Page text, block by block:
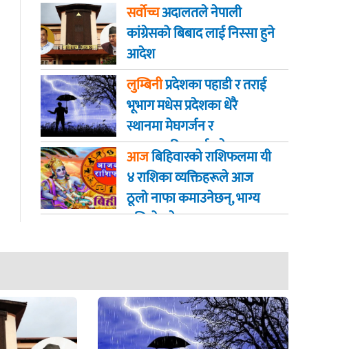
सर्वोच्चअदालतले नेपाली
कांग्रेसको बिबाद लाई निस्सा हुने
आदेश
लुम्बिनीप्रदेशका पहाडी र तराई
भूभाग मधेस प्रदेशका धेरै
स्थानमा मेघगर्जन र
चट्याङसहित वर्षा हुने
आजबिहिवारकाे राशिफलमा यी
४ राशिका व्यक्तिहरूले आज
ठूलो नाफा कमाउनेछन्, भाग्य
बलियो हुनेछ